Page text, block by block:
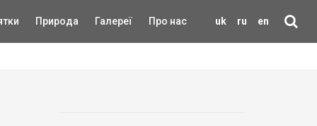
uk ru en
Природа Галереї Про нас